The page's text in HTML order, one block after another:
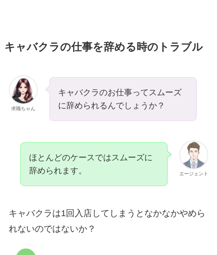
キャバクラの仕事を辞める時のトラブル
求職ちゃん
キャバクラのお仕事ってスムーズ
に辞められるんでしょうか？
エージェント
ほとんどのケースではスムーズに
辞められます。
キャバクラは1回入店してしまうとなかなかやめら
れないのではないか？